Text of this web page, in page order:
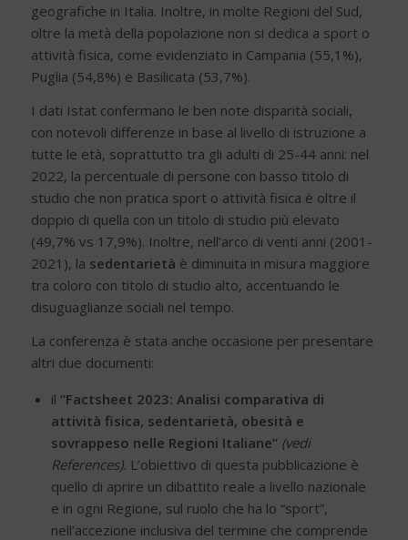
geografiche in Italia. Inoltre, in molte Regioni del Sud,
oltre la metà della popolazione non si dedica a sport o
attività fisica, come evidenziato in Campania (55,1%),
Puglia (54,8%) e Basilicata (53,7%).
I dati Istat confermano le ben note disparità sociali,
con notevoli differenze in base al livello di istruzione a
tutte le età, soprattutto tra gli adulti di 25-44 anni: nel
2022, la percentuale di persone con basso titolo di
studio che non pratica sport o attività fisica è oltre il
doppio di quella con un titolo di studio più elevato
(49,7% vs 17,9%). Inoltre, nell’arco di venti anni (2001-
2021), la sedentarietà è diminuita in misura maggiore
tra coloro con titolo di studio alto, accentuando le
disuguaglianze sociali nel tempo.
La conferenza è stata anche occasione per presentare
altri due documenti:
il “Factsheet 2023: Analisi comparativa di
attività fisica, sedentarietà, obesità e
sovrappeso nelle Regioni Italiane” (vedi
References). L’obiettivo di questa pubblicazione è
quello di aprire un dibattito reale a livello nazionale
e in ogni Regione, sul ruolo che ha lo “sport”,
nell’accezione inclusiva del termine che comprende